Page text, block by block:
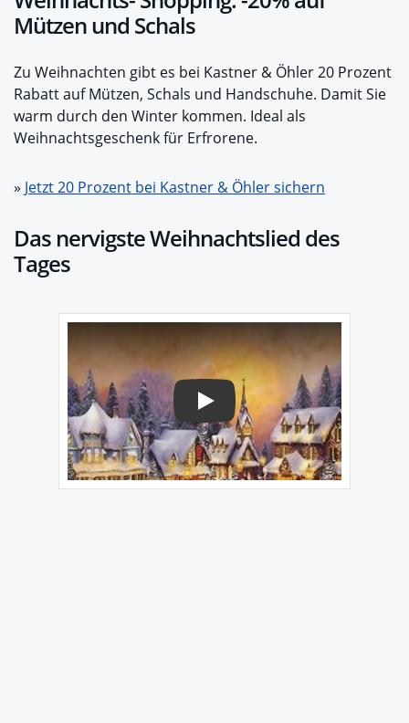
Mützen und Schals
Zu Weihnachten gibt es bei Kastner & Öhler 20 Prozent
Rabatt auf Mützen, Schals und Handschuhe. Damit Sie
warm durch den Winter kommen. Ideal als
Weihnachtsgeschenk für Erfrorene.
» Jetzt 20 Prozent bei Kastner & Öhler sichern
Das nervigste Weihnachtslied des
Tages
Play